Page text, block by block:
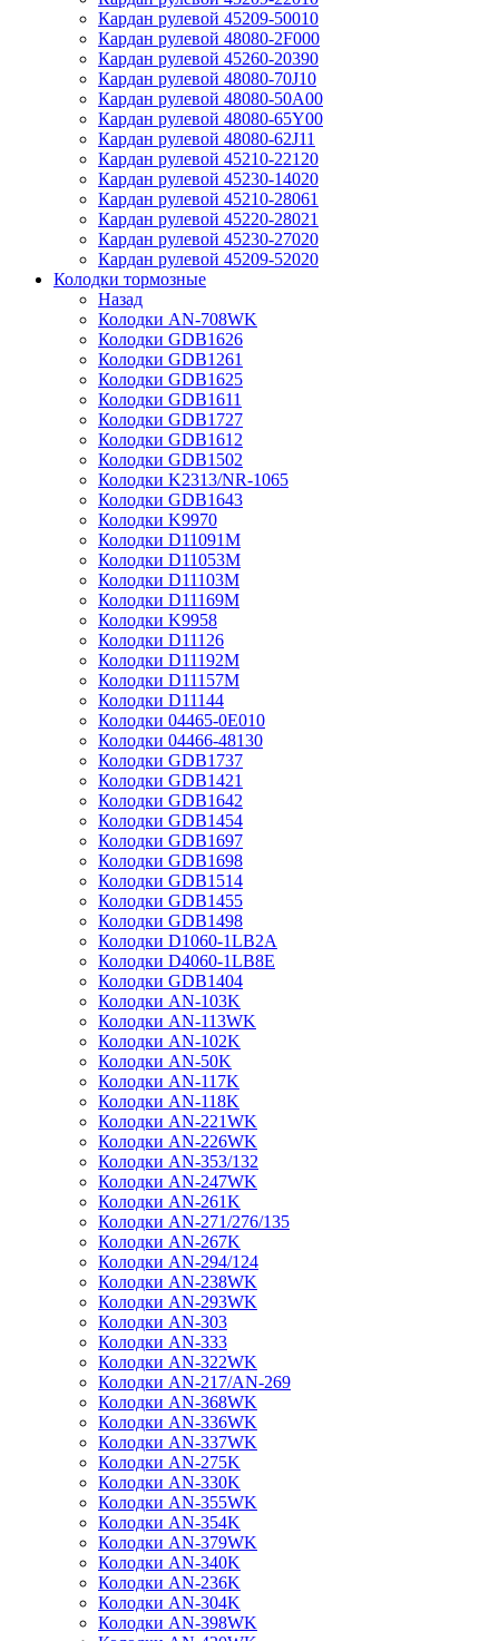
Кардан рулевой 45209-50010
Кардан рулевой 48080-2F000
Кардан рулевой 45260-20390
Кардан рулевой 48080-70J10
Кардан рулевой 48080-50A00
Кардан рулевой 48080-65Y00
Кардан рулевой 48080-62J11
Кардан рулевой 45210-22120
Кардан рулевой 45230-14020
Кардан рулевой 45210-28061
Кардан рулевой 45220-28021
Кардан рулевой 45230-27020
Кардан рулевой 45209-52020
Колодки тормозные
Назад
Колодки AN-708WK
Колодки GDB1626
Колодки GDB1261
Колодки GDB1625
Колодки GDB1611
Колодки GDB1727
Колодки GDB1612
Колодки GDB1502
Колодки K2313/NR-1065
Колодки GDB1643
Колодки K9970
Колодки D11091M
Колодки D11053M
Колодки D11103M
Колодки D11169M
Колодки K9958
Колодки D11126
Колодки D11192M
Колодки D11157M
Колодки D11144
Колодки 04465-0E010
Колодки 04466-48130
Колодки GDB1737
Колодки GDB1421
Колодки GDB1642
Колодки GDB1454
Колодки GDB1697
Колодки GDB1698
Колодки GDB1514
Колодки GDB1455
Колодки GDB1498
Колодки D1060-1LB2A
Колодки D4060-1LB8E
Колодки GDB1404
Колодки AN-103K
Колодки AN-113WK
Колодки AN-102K
Колодки AN-50K
Колодки AN-117K
Колодки AN-118K
Колодки AN-221WK
Колодки AN-226WK
Колодки AN-353/132
Колодки AN-247WK
Колодки AN-261K
Колодки AN-271/276/135
Колодки AN-267K
Колодки AN-294/124
Колодки AN-238WK
Колодки AN-293WK
Колодки AN-303
Колодки AN-333
Колодки AN-322WK
Колодки AN-217/AN-269
Колодки AN-368WK
Колодки AN-336WK
Колодки AN-337WK
Колодки AN-275K
Колодки AN-330K
Колодки AN-355WK
Колодки AN-354K
Колодки AN-379WK
Колодки AN-340K
Колодки AN-236K
Колодки AN-304K
Колодки AN-398WK